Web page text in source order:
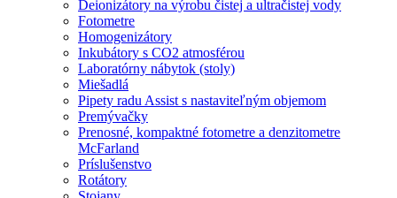
Deionizátory na výrobu čistej a ultračistej vody
Fotometre
Homogenizátory
Inkubátory s CO2 atmosférou
Laboratórny nábytok (stoly)
Miešadlá
Pipety radu Assist s nastaviteľným objemom
Premývačky
Prenosné, kompaktné fotometre a denzitometre
McFarland
Príslušenstvo
Rotátory